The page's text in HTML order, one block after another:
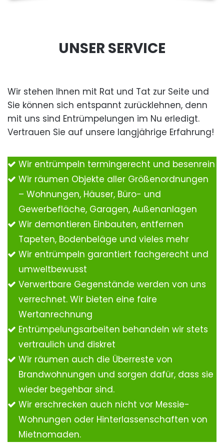
UNSER SERVICE
Wir stehen Ihnen mit Rat und Tat zur Seite und
Sie können sich entspannt zurücklehnen, denn
mit uns sind Entrümpelungen im Nu erledigt.
Vertrauen Sie auf unsere langjährige Erfahrung!
Wir entrümpeln termingerecht und besenrein
Wir räumen Objekte aller Größenordnungen
– Wohnungen, Häuser, Büro- und
Gewerbefläche, Garagen, Außenanlagen
Wir demontieren Einbauten, entfernen
Tapeten, Bodenbeläge und vieles mehr
Wir entrümpeln garantiert fachgerecht und
umweltbewusst
Verwertbare Gegenstände werden von uns
verrechnet. Wir bieten eine faire
Wertanrechnung
Entrümpelungsarbeiten behandeln wir stets
vertraulich und diskret
Wir räumen auch die Überreste von
Brandwohnungen und sorgen dafür, dass sie
wieder begehbar sind.
Wir erschrecken auch nicht vor Messie-
Wohnungen oder Hinterlassenschaften von
Mietnomaden.